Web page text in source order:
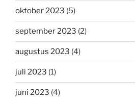
oktober 2023 (5)
september 2023 (2)
augustus 2023 (4)
juli 2023 (1)
juni 2023 (4)